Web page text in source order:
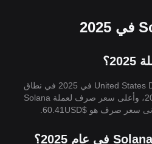
يتراوح سعر Solanaبعملة United States Dollar في 2025 في نطاق
60.41 — 148.22USD; في 2025، وأعلى سعر صرف لعملة Solana